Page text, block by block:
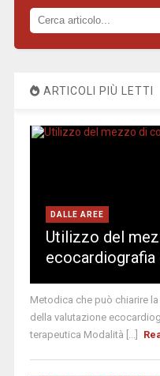
ARTICOLI PIÙ LETTI
DALLE AREE
Utilizzo del
ecocardiografia
Metodica che può chiarire
della valutazione
terapeutica Modalità [...]